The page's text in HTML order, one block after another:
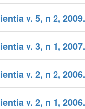
v. 5, n 2, 2009.
v. 3, n 1, 2007.
v. 2, n 2, 2006.
v. 2, n 1, 2006.